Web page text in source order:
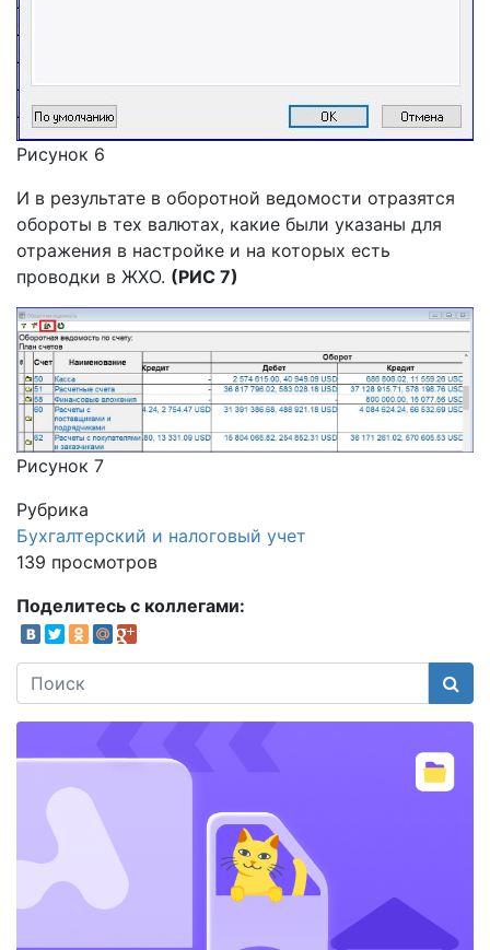
Рисунок 6
И в результате в оборотной ведомости отразятся
обороты в тех валютах, какие были указаны для
отражения в настройке и на которых есть
проводки в ЖХО. (РИС 7)
Рисунок 7
Рубрика
Бухгалтерский и налоговый учет
139 просмотров
Поделитесь с коллегами: